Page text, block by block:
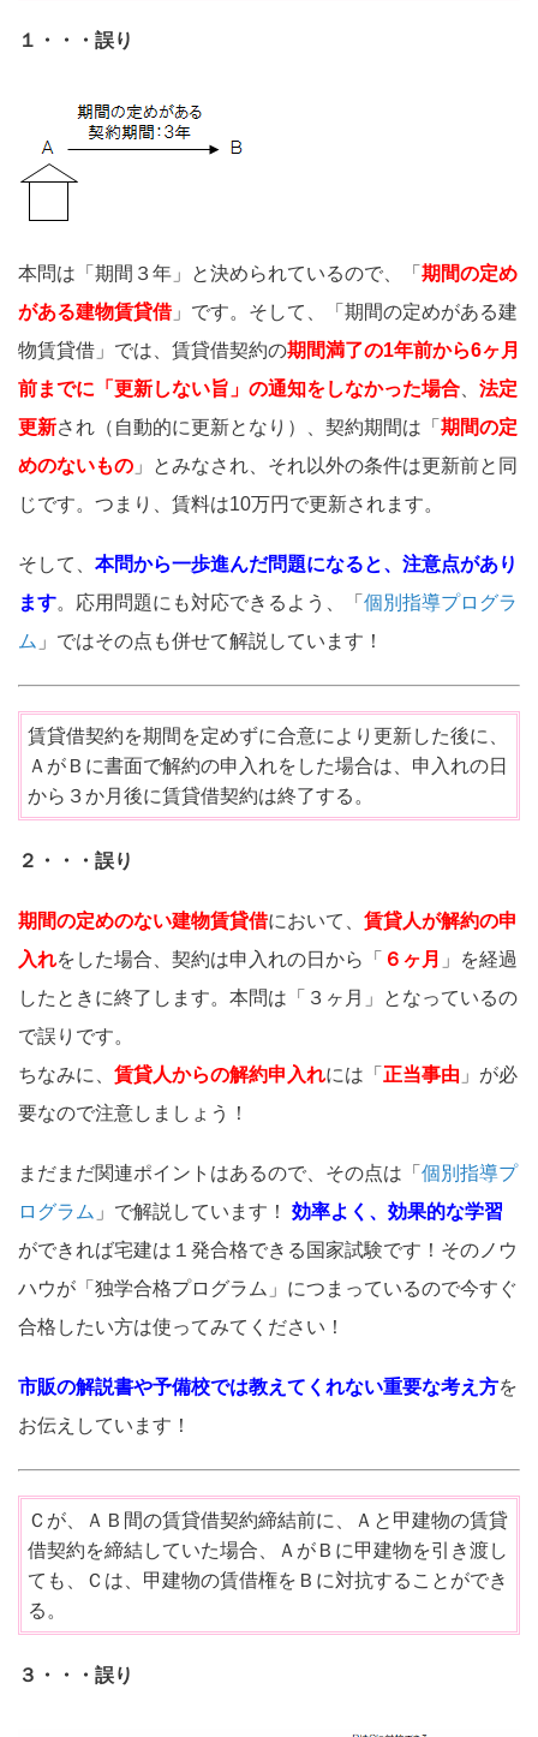
１・・・誤り
本問は「期間３年」と決められているので、「 期間の定め
がある建物賃貸借」です。そして、「期間の定めがある建
物賃貸借」では、賃貸借契約の期間満了の1年前から6ヶ月
前までに「更新しない旨」の通知をしなかった場合
法定
更新され（自動的に更新となり）、契約期間は「 期間の定
めのないもの 」とみなされ、それ以外の条件は更新前と同
じです。つまり、賃料は10万円で更新されます。
そして、 本問から一歩進んだ問題になると、注意点があり
ます。応用問題にも対応できるよう、「 個別指導プログラ
ム 」ではその点も併せて解説しています！
賃貸借契約を期間を定めずに合意により更新した後に、
ＡがＢに書面で解約の申入れをした場合は、申入れの日
から３か月後に賃貸借契約は終了する。
２・・・誤り
期間の定めのない建物賃貸借において、 賃貸人が解約の申
入れをした場合、契約は申入れの日から「 ６ヶ月 」を経過
したときに終了します。本問は「３ヶ月」となっているの
で誤りです。
ちなみに、 賃貸人からの解約申入れには「 正当事由 」が必
要なので注意しましょう！
まだまだ関連ポイントはあるので、その点は「 個別指導プ
ログラム 」で解説しています！ 効率よく、効果的な学習
ができれば宅建は１発合格できる国家試験です！そのノウ
ハウが「独学合格プログラム」につまっているので今すぐ
合格したい方は使ってみてください！
市販の解説書や予備校では教えてくれない重要な考え方を
お伝えしています！
Ｃが、ＡＢ間の賃貸借契約締結前に、Ａと甲建物の賃貸
借契約を締結していた場合、ＡがＢに甲建物を引き渡し
ても、Ｃは、甲建物の賃借権をＢに対抗することができ
る。
３・・・誤り